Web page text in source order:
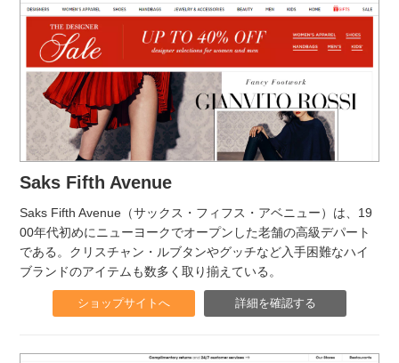
Saks Fifth Avenue
Saks Fifth Avenue（サックス・フィフス・アベニュー）は、19
00年代初めにニューヨークでオープンした老舗の高級デパート
である。クリスチャン・ルブタンやグッチなど入手困難なハイ
ブランドのアイテムも数多く取り揃えている。
ショップサイトへ 詳細を確認する